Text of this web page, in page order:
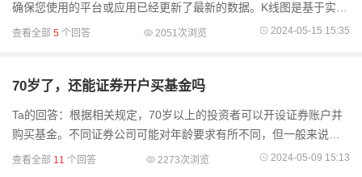
确保您使用的平台或应用已经更新了最新的数据。K线图是基于实时
交易数据绘制的，如果您的平台或应用没有及时更新数据，那么您
查看全部 5 个回答 2051次浏览 2024-05-15 15:35
70岁了，还能证券开户买基金吗
Ta的回答：根据相关规定，70岁以上的投资者可以开设证券账户并
购买基金。不同证券公司可能对年龄要求有所不同，但一般来说，
只要身体健康、有完全行为能力和意愿，就可以申请开户。在开户
查看全部 11 个回答 2273次浏览 2024-05-09 15:13